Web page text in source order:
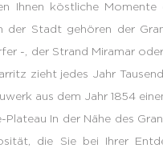
Ihnen köstliche
der Stadt gehören der
-, der Strand Miramar
zieht jedes Jahr
aus dem Jahr 1854
Plateau In der Nähe des
die Sie bei Ihrer